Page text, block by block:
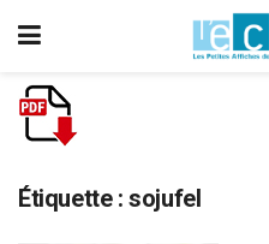
Étiquette :sojufel